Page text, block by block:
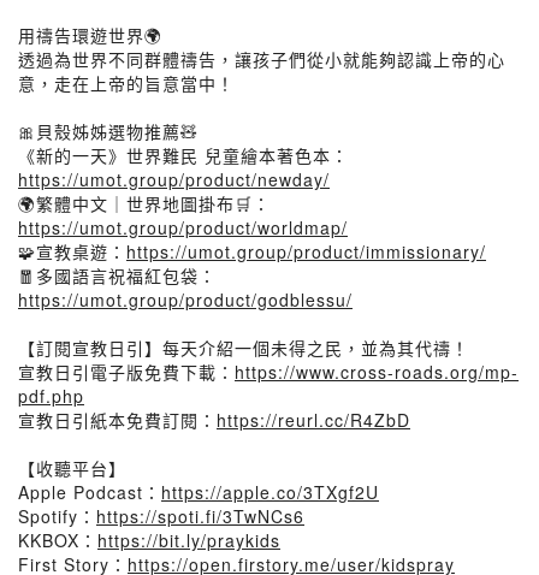
用禱告環遊世界🌍
透過為世界不同群體禱告，讓孩子們從小就能夠認識上帝的心
意，走在上帝的旨意當中！
🎀貝殼姊姊選物推薦🧸
《新的一天》世界難民 兒童繪本著色本：
https://umot.group/product/newday/
🌍繁體中文｜世界地圖掛布🛒：
https://umot.group/product/worldmap/
🧩宣教桌遊： https://umot.group/product/immissionary/
🧧多國語言祝福紅包袋：
https://umot.group/product/godblessu/
【訂閱宣教日引】每天介紹一個未得之民，並為其代禱！
宣教日引電子版免費下載： https://www.cross-roads.org/mp-
pdf.php
宣教日引紙本免費訂閱： https://reurl.cc/R4ZbD
【收聽平台】
Apple Podcast： https://apple.co/3TXgf2U
Spotify： https://spoti.fi/3TwNCs6
KKBOX： https://bit.ly/praykids
First Story： https://open.firstory.me/user/kidspray